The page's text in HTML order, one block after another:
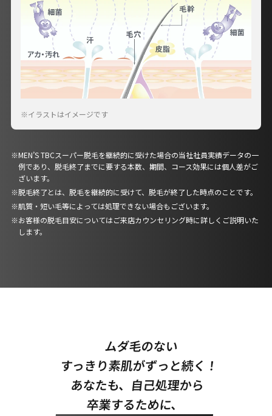
イラストはイメージです
MEN’S TBCスーパー脱毛を継続的に受けた場合の当社社員実績データの一
例であり、脱毛終了までに要する本数、期間、コース効果には個人差がご
ざいます。
脱毛終了とは、脱毛を継続的に受けて、脱毛が終了した時点のことです。
肌質・短い毛等によっては処理できない場合もございます。
お客様の脱毛目安についてはご来店カウンセリング時に詳しくご説明いた
します。
ムダ毛のない
すっきり素肌がずっと続く！
あなたも、自己処理から
卒業するために、